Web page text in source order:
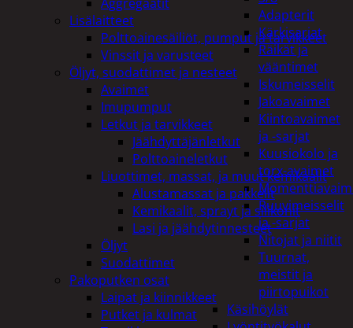
Adapterit
Kärkisarjat
Räikät ja
vääntimet
Iskumeisselit
Jakoavaimet
Kiintoavaimet
ja -sarjat
Kuusiokolo ja
torx-avaimet
Ruuvimeisselit
ja -sarjat
Nitojat ja niitit
Tuurnat,
meistit ja
piirtopuikot
Käsihöylät
Lisälaitteet
Polttoainesäiliöt, pumput ja tarvikkeet
Vinssit ja varusteet
Öljyt, suodattimet ja nesteet
Avaimet
Imupumput
Letkut ja tarvikkeet
Jäähdyttäjänletkut
Polttoaineletkut
Liuottimet, massat, ja muut kemikaalit
Alustamassat ja pakkelit
Kemikaalit, sprayt ja silikonit
Lasi ja jäähdytinnesteet
Öljyt
Suodattimet
Pakoputken osat
Laipat ja kiinnikkeet
Putket ja kulmat